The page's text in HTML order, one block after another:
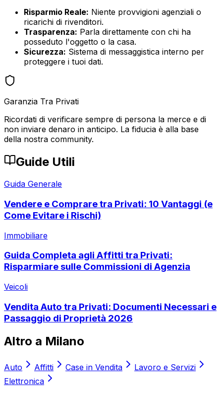
Risparmio Reale: Niente provvigioni agenziali o
ricarichi di rivenditori.
Trasparenza: Parla direttamente con chi ha
posseduto l'oggetto o la casa.
Sicurezza: Sistema di messaggistica interno per
proteggere i tuoi dati.
Garanzia Tra Privati
Ricordati di verificare sempre di persona la merce e di
non inviare denaro in anticipo. La fiducia è alla base
della nostra community.
Guide Utili
Guida Generale
Vendere e Comprare tra Privati: 10 Vantaggi (e
Come Evitare i Rischi)
Immobiliare
Guida Completa agli Affitti tra Privati:
Risparmiare sulle Commissioni di Agenzia
Veicoli
Vendita Auto tra Privati: Documenti Necessari e
Passaggio di Proprietà 2026
Altro a Milano
Auto Affitti Case in Vendita
Lavoro e Servizi
Elettronica